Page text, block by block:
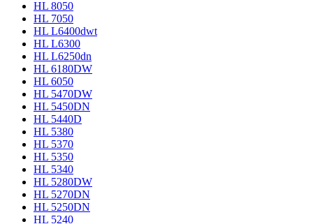
HL 8050
HL 7050
HL L6400dwt
HL L6300
HL L6250dn
HL 6180DW
HL 6050
HL 5470DW
HL 5450DN
HL 5440D
HL 5380
HL 5370
HL 5350
HL 5340
HL 5280DW
HL 5270DN
HL 5250DN
HL 5240